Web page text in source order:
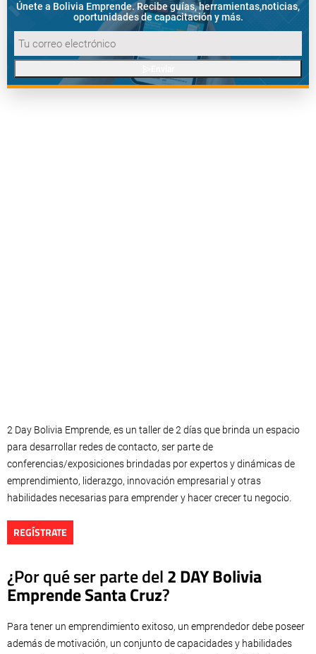
Únete a Bolivia Emprende. Recibe guías, herramientas,noticias,
oportunidades de capacitación y más.
2 Day Bolivia Emprende, es un taller de 2 días que brinda un espacio
para desarrollar redes de contacto, ser parte de
conferencias/exposiciones brindadas por expertos y dinámicas de
emprendimiento, liderazgo, innovación empresarial y otras
habilidades necesarias para emprender y hacer crecer tu negocio.
REGÍSTRATE
¿Por qué ser parte del2 DAY Bolivia
Emprende Santa Cruz?
Para tener un emprendimiento exitoso, un emprendedor debe poseer
además de motivación, un conjunto de capacidades y habilidades